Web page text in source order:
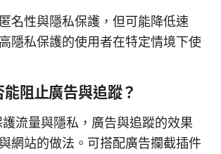
名性與隱私保護，但可能降低速
隱私保護的使用者在特定情境下使
阻止廣告與追蹤？
流量與隱私，廣告與追蹤的效果
網站的做法。可搭配廣告攔截插件